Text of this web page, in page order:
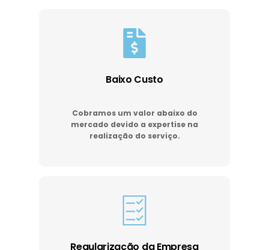
Baixo Custo
Cobramos um valor abaixo do
mercado devido a expertise na
realização do serviço.
Regularização da Empresa